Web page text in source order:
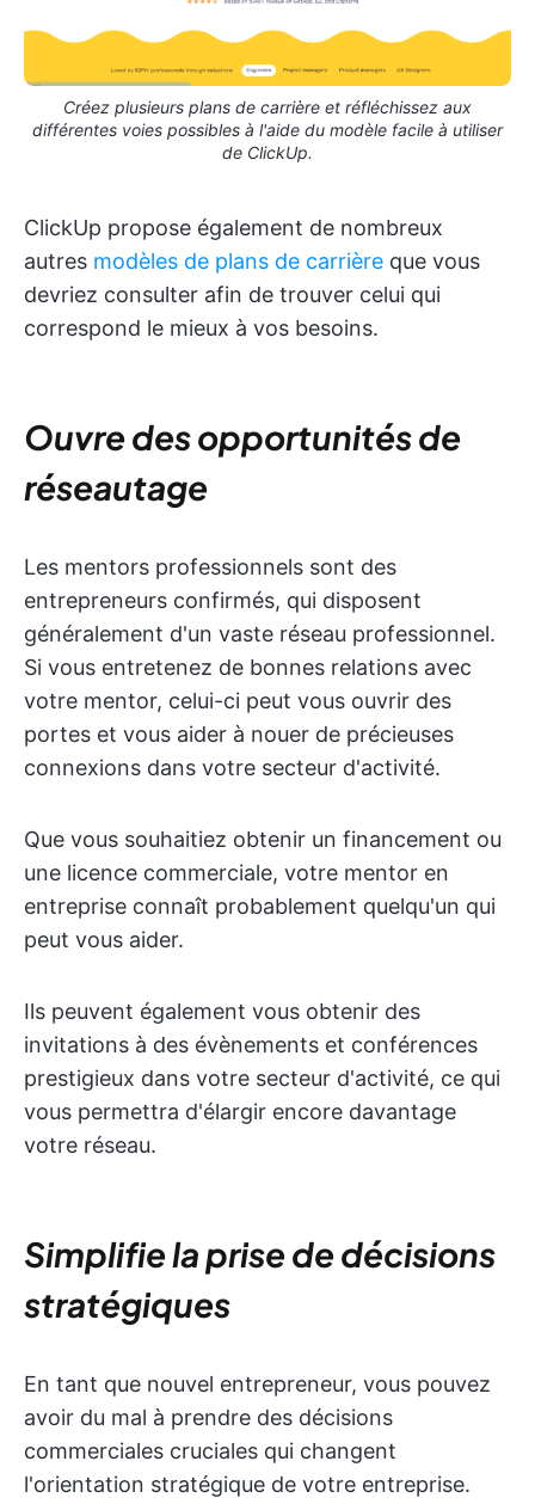
Créez plusieurs plans de carrière et réfléchissez aux
différentes voies possibles à l'aide du modèle facile à utiliser
de ClickUp.
ClickUp propose également de nombreux
autres modèles de plans de carrière que vous
devriez consulter afin de trouver celui qui
correspond le mieux à vos besoins.
Ouvre des opportunités de
réseautage
Les mentors professionnels sont des
entrepreneurs confirmés, qui disposent
généralement d'un vaste réseau professionnel.
Si vous entretenez de bonnes relations avec
votre mentor, celui-ci peut vous ouvrir des
portes et vous aider à nouer de précieuses
connexions dans votre secteur d'activité.
Que vous souhaitiez obtenir un financement ou
une licence commerciale, votre mentor en
entreprise connaît probablement quelqu'un qui
peut vous aider.
Ils peuvent également vous obtenir des
invitations à des évènements et conférences
prestigieux dans votre secteur d'activité, ce qui
vous permettra d'élargir encore davantage
votre réseau.
Simplifie la prise de décisions
stratégiques
En tant que nouvel entrepreneur, vous pouvez
avoir du mal à prendre des décisions
commerciales cruciales qui changent
l'orientation stratégique de votre entreprise.